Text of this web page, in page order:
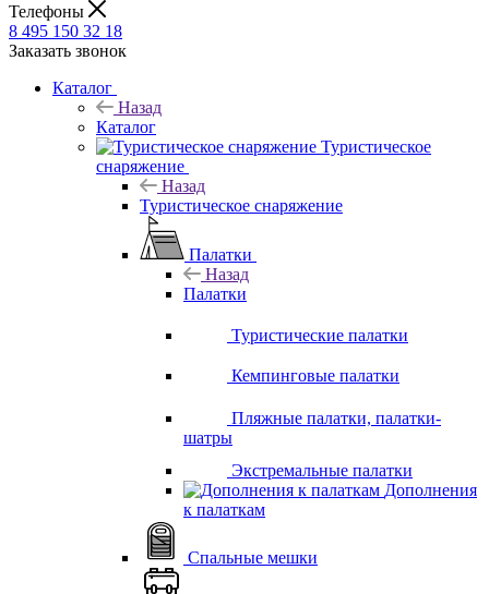
Телефоны
8 495 150 32 18
Заказать звонок
Каталог
Назад
Каталог
Туристическое
снаряжение
Назад
Туристическое снаряжение
Палатки
Назад
Палатки
Туристические палатки
Кемпинговые палатки
Пляжные палатки, палатки-
шатры
Экстремальные палатки
Дополнения
к палаткам
Спальные мешки